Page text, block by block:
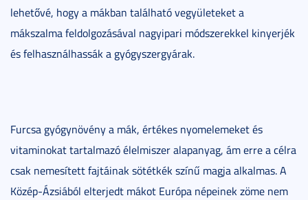
lehetővé, hogy a mákban található vegyületeket a
mákszalma feldolgozásával nagyipari módszerekkel kinyerjék
és felhasználhassák a gyógyszergyárak.
Furcsa gyógynövény a mák, értékes nyomelemeket és
vitaminokat tartalmazó élelmiszer alapanyag, ám erre a célra
csak nemesített fajtáinak sötétkék színű magja alkalmas. A
Közép-Ázsiából elterjedt mákot Európa népeinek zöme nem